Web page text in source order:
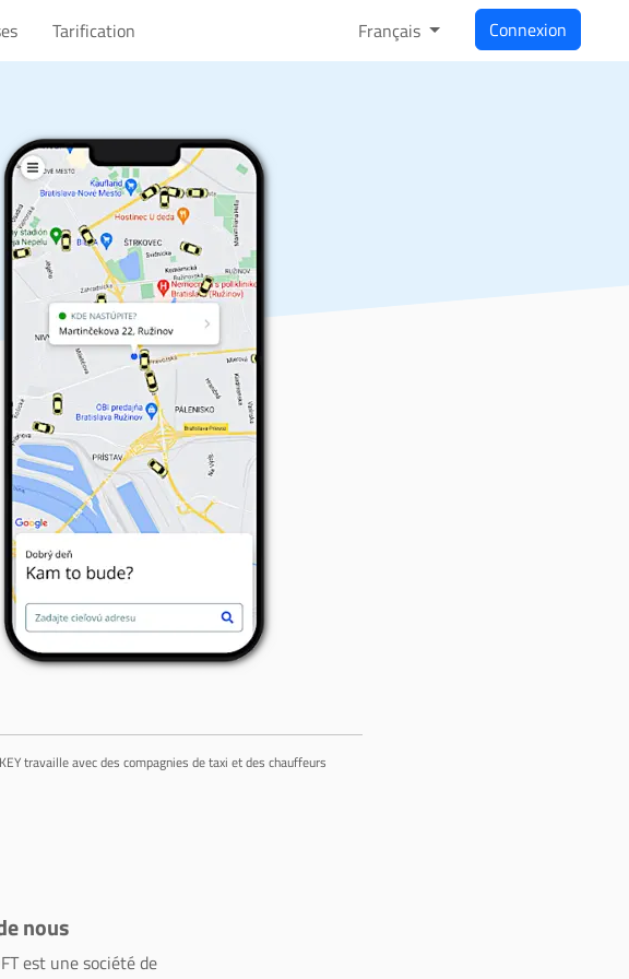
Tarification Français Connexion
travaille avec des compagnies de taxi et des chauffeurs
nous
est une société de